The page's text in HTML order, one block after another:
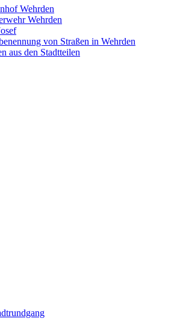
Wehrden
Wehrden
von Straßen in Wehrden
aus den Stadtteilen